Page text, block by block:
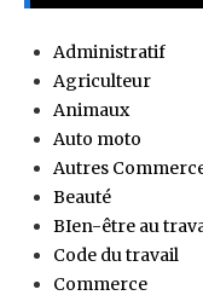
Administratif
Agriculteur
Animaux
Auto moto
Autres
Beauté
BIen-être au
Code du travail
Commerce